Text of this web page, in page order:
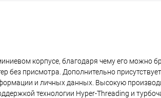
корпусе, благодаря чему его можно
без присмотра. Дополнительно
и личных данных. Высокую
технологии Hyper-Threading и